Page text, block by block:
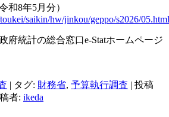
和8年5月分）
saikin/hw/jinkou/geppo/s2026/05.html
府統計の総合窓口e-Statホームページ
| タグ: 財務省, 予算執行調査 | 投稿
者: ikeda